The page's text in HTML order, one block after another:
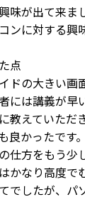
味が出て来ま
ンに対する興
点
ドの大きい画
には講義が早
教えていただ
良かったです。
仕方をもう少
かなり高度で
でしたが、パ